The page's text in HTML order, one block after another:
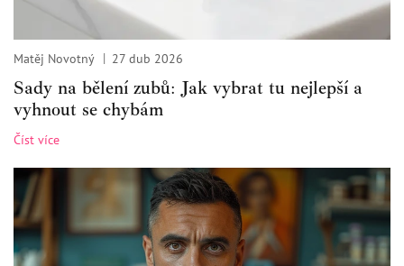
Matěj Novotný 27 dub 2026
Sady na bělení zubů: Jak vybrat tu nejlepší a
vyhnout se chybám
Číst více